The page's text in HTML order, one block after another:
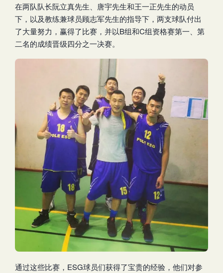
在两队队长阮立真先生、唐宇先生和王一正先生的动员
下，以及教练兼球员顾志军先生的指导下，两支球队付出
了大量努力，赢得了比赛，并以B组和C组资格赛第一、第
二名的成绩晋级四分之一决赛。
通过这些比赛，ESG球员们获得了宝贵的经验，他们对参